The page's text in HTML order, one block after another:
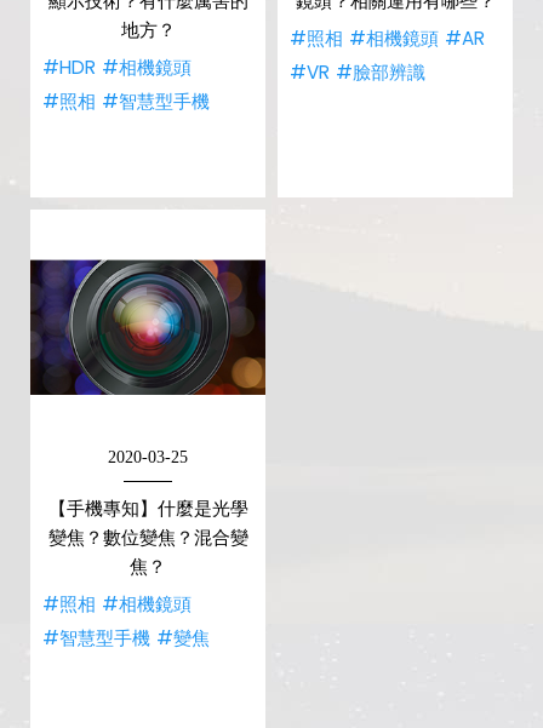
地方？
#HDR #相機鏡頭
#照相 #智慧型手機
#照相 #相機鏡頭 #AR
#VR #臉部辨識
2020-03-25
【手機專知】什麼是光學
變焦？數位變焦？混合變
焦？
#照相 #相機鏡頭
#智慧型手機 #變焦